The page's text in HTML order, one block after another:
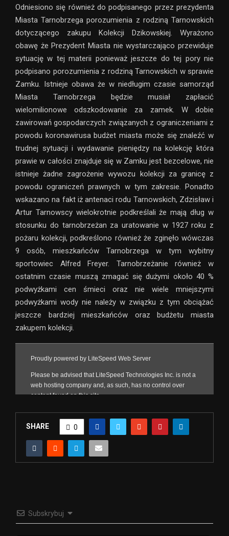
Odniesiono się również do podpisanego przez prezydenta
Miasta Tarnobrzega porozumienia z rodziną Tarnowskich
dotyczącego zakupu Kolekcji Dzikowskiej. Wyrażono
obawę że Prezydent Miasta nie wystarczająco przewiduje
sytuację w tej materii ponieważ jeszcze do tej pory nie
podpisano porozumienia z rodziną Tarnowskich w sprawie
Zamku. Istnieje obawa że w niedługim czasie samorząd
Miasta Tarnobrzega będzie musiał zapłacić
wielomilionowe odszkodowanie za zamek. W dobie
zawirowań gospodarczych związanych z ograniczeniami z
powodu koronawirusa budżet miasta może się znaleźć w
trudnej sytuacji i wydawanie pieniędzy na kolekcję która
prawie w całości znajduje się w Zamku jest bezcelowe, nie
istnieje żadne zagrożenie wywozu kolekcji za granicę z
powodu ograniczeń prawnych w tym zakresie. Ponadto
wskazano na fakt iż antenaci rodu Tarnowskich, Zdzisław i
Artur Tarnowscy wielokrotnie podkreślali że mają dług w
stosunku do tarnobrzeżan za uratowanie w 1927 roku z
pożaru kolekcji, podkreślono również że zginęło wówczas
9 osób, mieszkańców Tarnobrzega w tym wybitny
sportowiec Alfred Freyer. Tarnobrzeżanie również w
ostatnim czasie muszą zmagać się dużymi około 40 %
podwyżkami cen śmieci oraz nie wiele mniejszymi
podwyżkami wody nie należy w związku z tym obciążać
jeszcze bardziej mieszkańców oraz budżetu miasta
zakupem kolekcji.
SHARE 0
Subskrybuj